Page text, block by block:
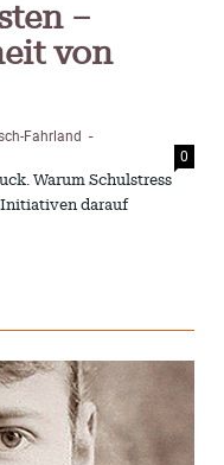
–
von
Fahrland -
0
Warum Schulstress
darauf